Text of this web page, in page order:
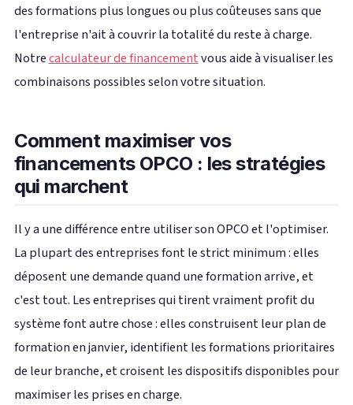
des formations plus longues ou plus coûteuses sans que
l'entreprise n'ait à couvrir la totalité du reste à charge.
Notrecalculateur de financementvous aide à visualiser les
combinaisons possibles selon votre situation.
Comment maximiser vos
financements OPCO : les stratégies
qui marchent
Il y a une différence entre utiliser son OPCO et l'optimiser.
La plupart des entreprises font le strict minimum : elles
déposent une demande quand une formation arrive, et
c'est tout. Les entreprises qui tirent vraiment profit du
système font autre chose : elles construisent leur plan de
formation en janvier, identifient les formations prioritaires
de leur branche, et croisent les dispositifs disponibles pour
maximiser les prises en charge.